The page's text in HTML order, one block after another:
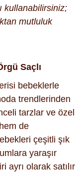
kullanabilirsiniz;
mutluluk
Saçlı
bebeklerle
trendlerinden
tarzlar ve özel
de
çeşitli şık
yaraşır
ayrı olarak satılır